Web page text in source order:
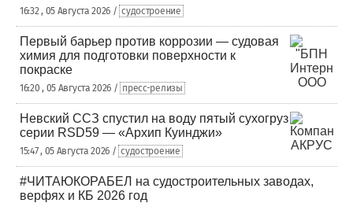
16:32 , 05 Августа 2026 / судостроение
Первый барьер против коррозии — судовая
химия для подготовки поверхности к
покраске
16:20 , 05 Августа 2026 / пресс-релизы
Невский ССЗ спустил на воду пятый сухогруз
серии RSD59 — «Архип Куинджи»
15:47 , 05 Августа 2026 / судостроение
#ЧИТАЮКОРАБЕЛ на судостроительных заводах,
верфях и КБ 2026 год